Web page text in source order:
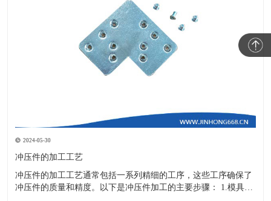
2024-05-30
冲压件的加工工艺
冲压件的加工工艺通常包括一系列精细的工序，这些工序确保了
冲压件的质量和精度。以下是冲压件加工的主要步骤： 1.模具设